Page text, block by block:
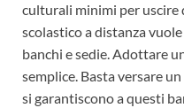
culturali minimi per uscire
scolastico a distanza
banchi e sedie. Adottare
semplice. Basta versare
si garantiscono a questi